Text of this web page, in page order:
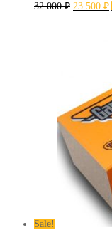
32 000₽ 23 500 ₽
Sale!